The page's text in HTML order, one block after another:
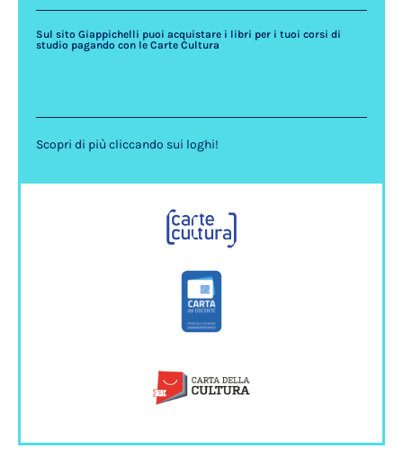
Sul sito Giappichelli puoi acquistare i libri per i tuoi corsi di
studio pagando con le Carte Cultura
Scopri di più cliccando sui loghi!